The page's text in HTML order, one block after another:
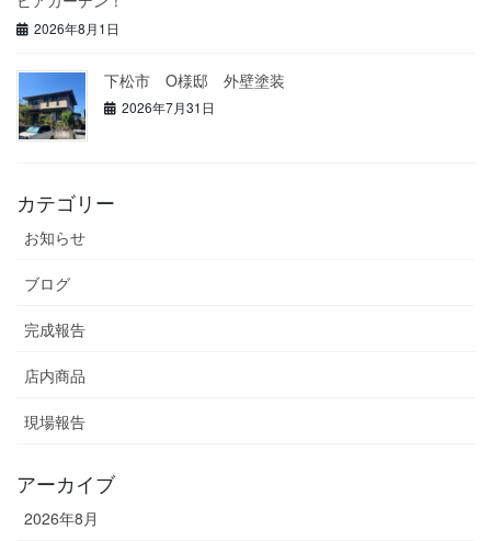
2026年8月1日
下松市 O様邸 外壁塗装
2026年7月31日
カテゴリー
お知らせ
ブログ
完成報告
店内商品
現場報告
アーカイブ
2026年8月